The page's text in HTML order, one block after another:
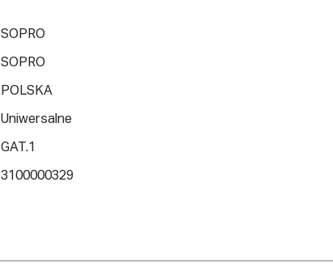
SOPRO
SOPRO
POLSKA
Uniwersalne
GAT.1
3100000329